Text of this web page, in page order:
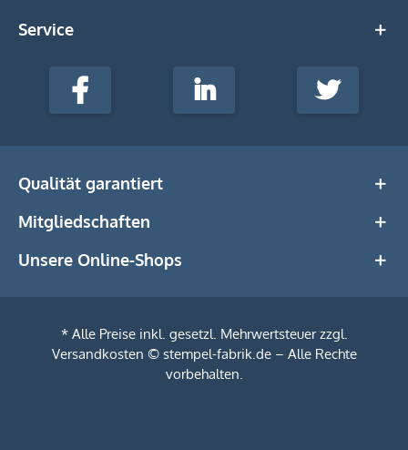
Service
stempel-
Media
Facebook LinkedIn Twitter
Qualität garantiert
Mitgliedschaften
Unsere Online-Shops
* Alle Preise inkl. gesetzl. Mehrwertsteuer zzgl.
Versandkosten © stempel-fabrik.de – Alle Rechte
vorbehalten.